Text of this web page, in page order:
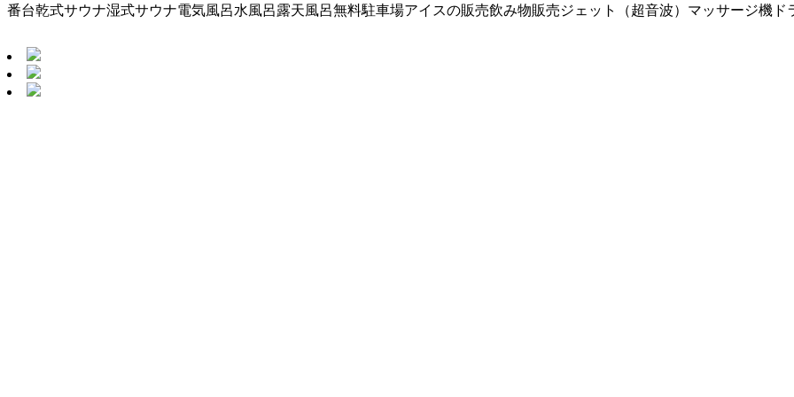
番台乾式サウナ湿式サウナ電気風呂水風呂露天風呂無料駐車場アイスの販売飲み物販売ジェット（超音波） マッサージ機 ド